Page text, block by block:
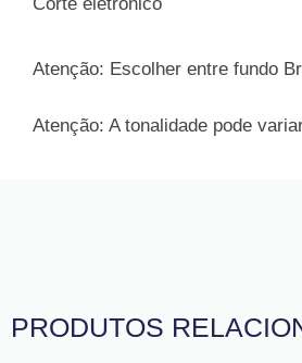
Atenção: Escolher entre fundo
Atenção: A tonalidade pode
PRODUTOS